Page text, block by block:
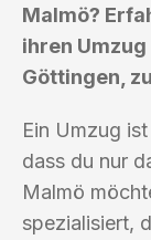
Malmö?
ihren
Göttingen,
Ein Umzug
dass du nur
Malmö
spezialisiert,